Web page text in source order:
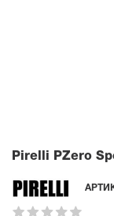
Pirelli PZero